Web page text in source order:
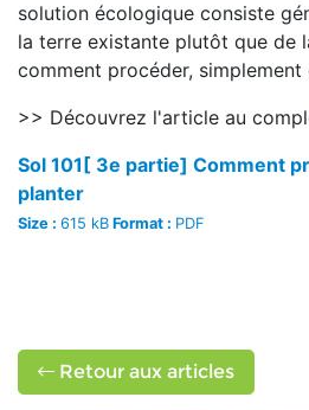
solution écologique consiste
la terre existante plutôt que de
comment procéder,
>> Découvrez l'article au
Sol 101[ 3e partie] Comment
planter
Size : 615 kB Format : PDF
Retour aux articles